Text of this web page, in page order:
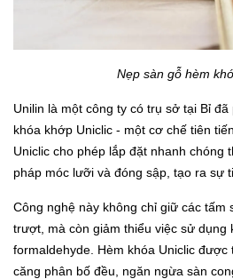
Nẹp sàn gỗ hèm
Unilin là một công ty có trụ sở tại Bỉ
khóa khớp Uniclic - một cơ chế tiên
Uniclic cho phép lắp đặt nhanh chóng
pháp móc lưỡi và đóng sập, tạo ra sự
Công nghệ này không chỉ giữ các tấm
trượt, mà còn giảm thiểu việc sử dụng
formaldehyde. Hèm khóa Uniclic
căng phân bố đều, ngăn ngừa sàn